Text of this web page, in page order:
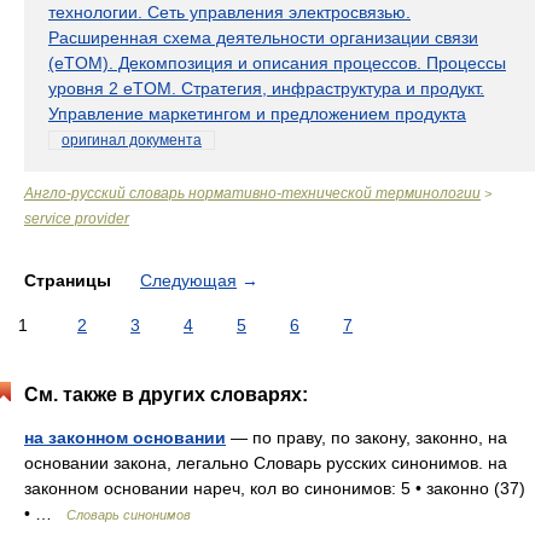
технологии. Сеть управления электросвязью.
Расширенная схема деятельности организации связи
(eTOM). Декомпозиция и описания процессов. Процессы
уровня 2 eTOM. Стратегия, инфраструктура и продукт.
Управление маркетингом и предложением продукта
оригинал документа
Англо-русский словарь нормативно-технической терминологии >
service provider
Страницы Следующая →
1 2 3 4 5 6 7
См. также в других словарях:
на законном основании — по праву, по закону, законно, на
основании закона, легально Словарь русских синонимов. на
законном основании нареч, кол во синонимов: 5 • законно (37)
• …
Словарь синонимов